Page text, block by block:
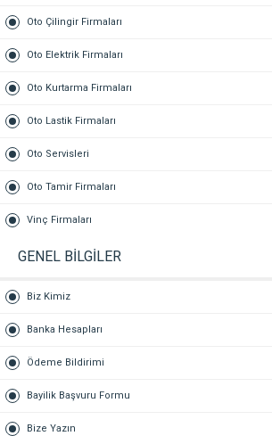
Oto Çilingir Firmaları
Oto Elektrik Firmaları
Oto Kurtarma Firmaları
Oto Lastik Firmaları
Oto Servisleri
Oto Tamir Firmaları
Vinç Firmaları
GENEL BİLGİLER
Biz Kimiz
Banka Hesapları
Ödeme Bildirimi
Bayilik Başvuru Formu
Bize Yazın